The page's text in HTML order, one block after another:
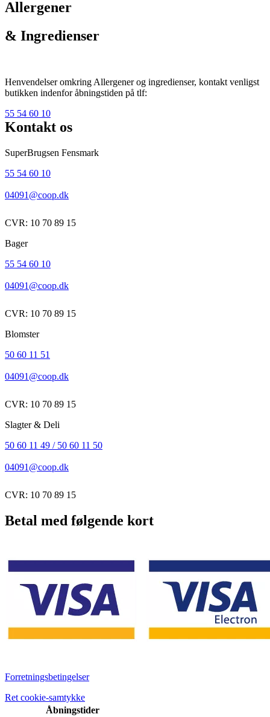
Allergener
& Ingredienser
Henvendelser omkring Allergener og ingredienser, kontakt venligst
butikken indenfor åbningstiden på tlf:
55 54 60 10
Kontakt os
SuperBrugsen Fensmark
55 54 60 10
04091@coop.dk
CVR: 10 70 89 15
Bager
55 54 60 10
04091@coop.dk
CVR: 10 70 89 15
Blomster
50 60 11 51
04091@coop.dk
CVR: 10 70 89 15
Slagter & Deli
50 60 11 49 / 50 60 11 50
04091@coop.dk
CVR: 10 70 89 15
Betal med følgende kort
Forretningsbetingelser
Ret cookie-samtykke
Åbningstider